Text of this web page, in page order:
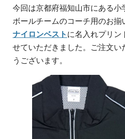
今回は京都府福知山市にある小
ボールチームのコーチ用のお揃
ナイロンベスト に名入れプリン
せていただきました。ご注文い
うございます。